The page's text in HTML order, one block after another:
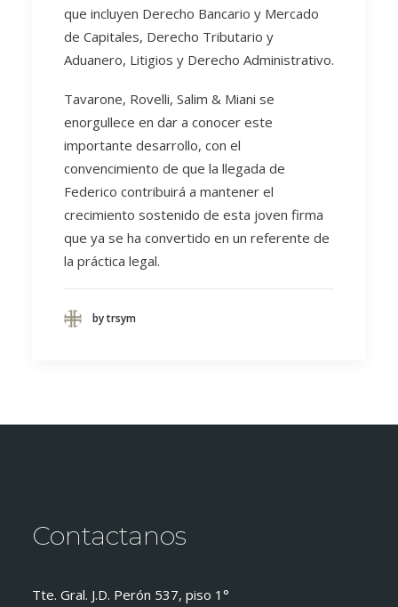
que incluyen Derecho Bancario y Mercado
de Capitales, Derecho Tributario y
Aduanero, Litigios y Derecho Administrativo.
Tavarone, Rovelli, Salim & Miani se
enorgullece en dar a conocer este
importante desarrollo, con el
convencimiento de que la llegada de
Federico contribuirá a mantener el
crecimiento sostenido de esta joven firma
que ya se ha convertido en un referente de
la práctica legal.
by trsym
Contactanos
Tte. Gral. J.D. Perón 537, piso 1°